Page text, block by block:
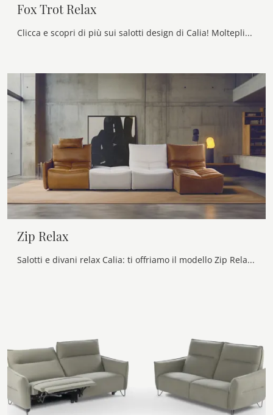
Fox Trot Relax
Clicca e scopri di più sui salotti design di Calia! Molteplici modelli di divani, come Fox Trot Relax, ti aspettano.
Zip Relax
Salotti e divani relax Calia: ti offriamo il modello Zip Relax in pelle per impreziosire il soggiorno.